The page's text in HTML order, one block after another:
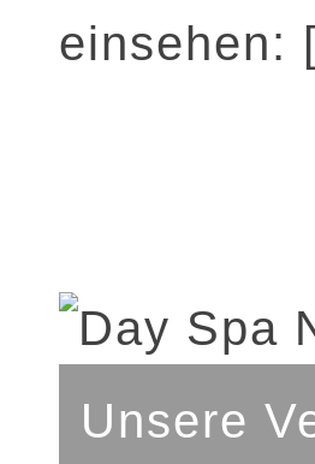
einsehen:
Unsere